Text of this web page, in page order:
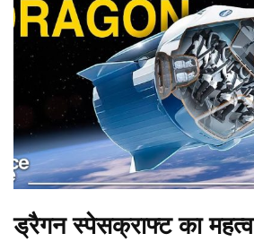
ड्रैगन स्पेसक्राफ्ट का महत्व